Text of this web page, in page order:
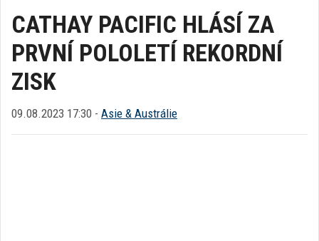
CATHAY PACIFIC HLÁSÍ ZA
PRVNÍ POLOLETÍ REKORDNÍ
ZISK
09.08.2023 17:30 - Asie & Austrálie